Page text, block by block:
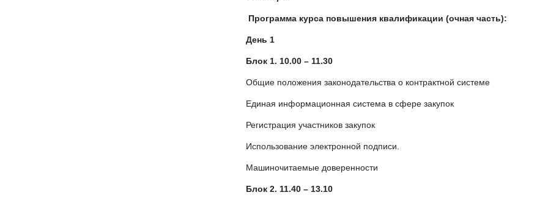
Программа курса повышения квалификации (очная часть):
День 1
Блок 1. 10.00 – 11.30
Общие положения законодательства о контрактной системе
Единая информационная система в сфере закупок
Регистрация участников закупок
Использование электронной подписи.
Машиночитаемые доверенности
Блок 2. 11.40 – 13.10